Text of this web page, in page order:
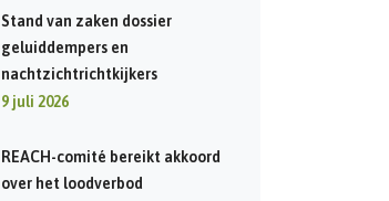
Stand van zaken dossier
geluiddempers en
nachtzichtrichtkijkers
9 juli 2026
REACH-comité bereikt akkoord
over het loodverbod